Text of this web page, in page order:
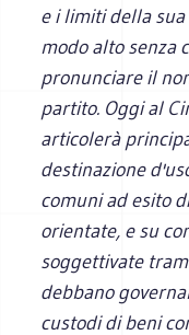
e i limiti della
modo alto senza
pronunciare il
partito. Oggi al
articolerà
destinazione
comuni ad esito
orientate, e su
soggettivate
debbano
custodi di beni